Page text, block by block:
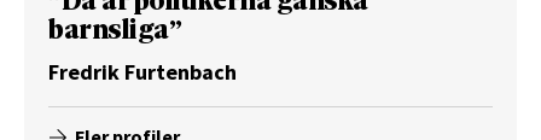
barnsliga”
Fredrik Furtenbach